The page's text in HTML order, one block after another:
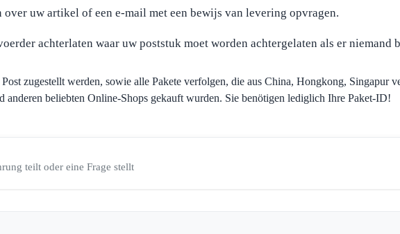
uw artikel of een e-mail met een bewijs van levering opvragen.
achterlaten waar uw poststuk moet worden achtergelaten als er niemand
zugestellt werden, sowie alle Pakete verfolgen, die aus China, Hongkong, Singapur
anderen beliebten Online-Shops gekauft wurden. Sie benötigen lediglich Ihre Paket-ID!
teilt oder eine Frage stellt